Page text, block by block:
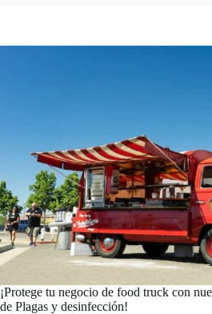
¡Protege tu negocio de food truck con
de Plagas y desinfección!